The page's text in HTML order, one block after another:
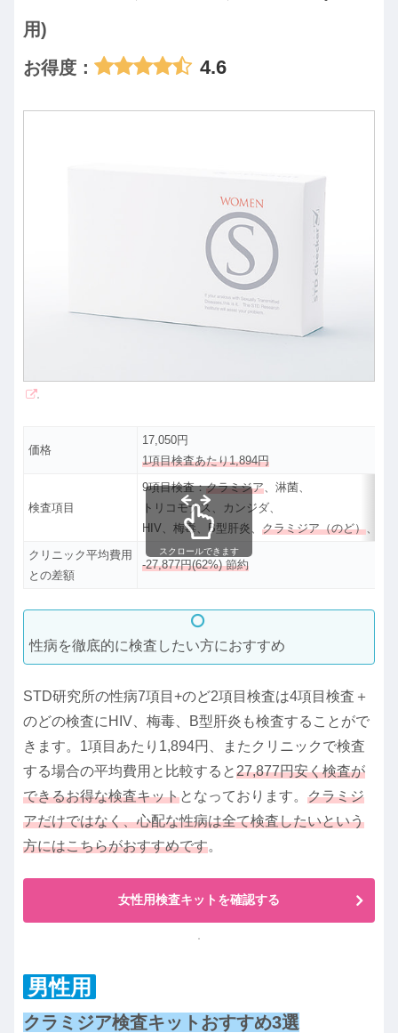
用)
お得度：
4.6
価格
17,050円
1項目検査あたり1,894円
検査項目
9項目検査：クラミジア、淋菌、
トリコモナス、カンジダ、
HIV、梅毒、B型肝炎、 クラミジア（のど）、淋
クリニック平均費用
との差額
-27,877円(62%) 節約
スクロールできます
性病を徹底的に検査したい方におすすめ
STD研究所の性病7項目+のど2項目検査は4項目検査＋
のどの検査にHIV、梅毒、B型肝炎も検査することがで
きます。1項目あたり1,894円、またクリニックで検査
する場合の平均費用と比較すると27,877円安く検査が
できるお得な検査キットとなっております。 クラミジ
アだけではなく、心配な性病は全て検査したいという
方にはこちらがおすすめです。
女性用検査キットを確認する
男性用
クラミジア検査キットおすすめ3選